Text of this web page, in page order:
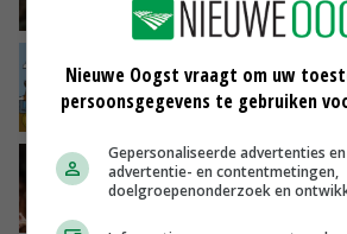
GISTEREN, 16:01
Internationale vraag
groot: Nederland in
GISTEREN, 15:33
Vlaamse varkensstapel
groeit door
Nieuwe Oogst vraagt om uw
persoonsgegevens te gebruiken
Gepersonaliseerde advertenties
advertentie- en contentmetingen,
doelgroepenonderzoek en